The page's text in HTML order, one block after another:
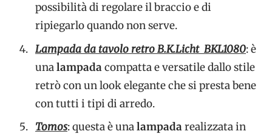
possibilità di regolare il braccio e di
ripiegarlo quando non serve.
Lampada da tavolo retro B.K.Licht BKL1080: è
unalampadacompatta e versatile dallo stile
retrò con un look elegante che si presta bene
con tutti i tipi di arredo.
Tomos: questa è unalampadarealizzata in